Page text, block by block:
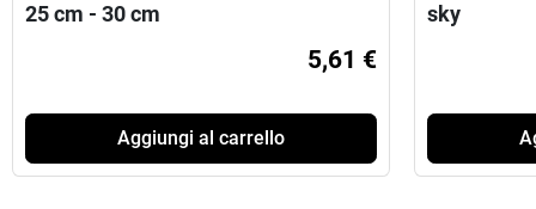
25 cm - 30 cm
5,61 €
Aggiungi al carrello
sky